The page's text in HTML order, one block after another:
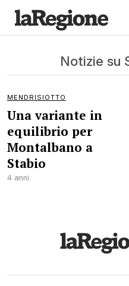
Notizie su
MENDRISIOTTO
Una variante in
equilibrio per
Montalbano a
Stabio
4 anni